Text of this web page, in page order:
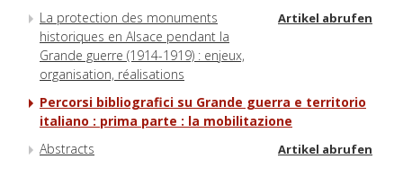
La protection des monuments
historiques en Alsace pendant la
Grande guerre (1914-1919) : enjeux,
organisation, réalisations
Artikel abrufen
Percorsi bibliografici su Grande guerra e territorio
italiano : prima parte : la mobilitazione
Abstracts
Artikel abrufen